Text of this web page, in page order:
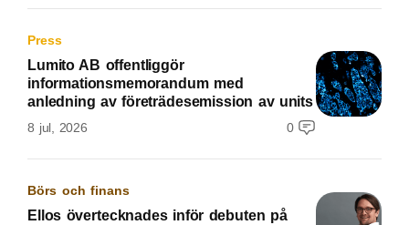
Press
Lumito AB offentliggör
informationsmemorandum med
anledning av företrädesemission av units
8 jul, 2026 0
Börs och finans
Ellos övertecknades inför debuten på